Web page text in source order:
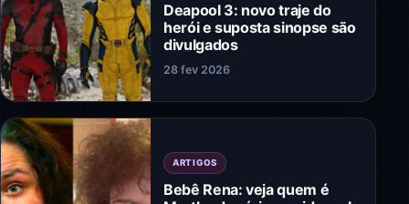
Deapool 3: novo traje do
herói e suposta sinopse são
divulgados
28 fev 2026
ARTIGOS
Bebê Rena: veja quem é